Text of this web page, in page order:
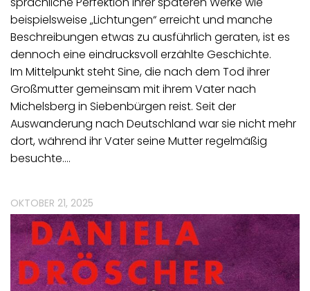
beispielsweise „Lichtungen“ erreicht und manche
Beschreibungen etwas zu ausführlich geraten, ist es
dennoch eine eindrucksvoll erzählte Geschichte.
Im Mittelpunkt steht Sine, die nach dem Tod ihrer
Großmutter gemeinsam mit ihrem Vater nach
Michelsberg in Siebenbürgen reist. Seit der
Auswanderung nach Deutschland war sie nicht mehr
dort, während ihr Vater seine Mutter regelmäßig
besuchte.…
OKTOBER 21, 2025